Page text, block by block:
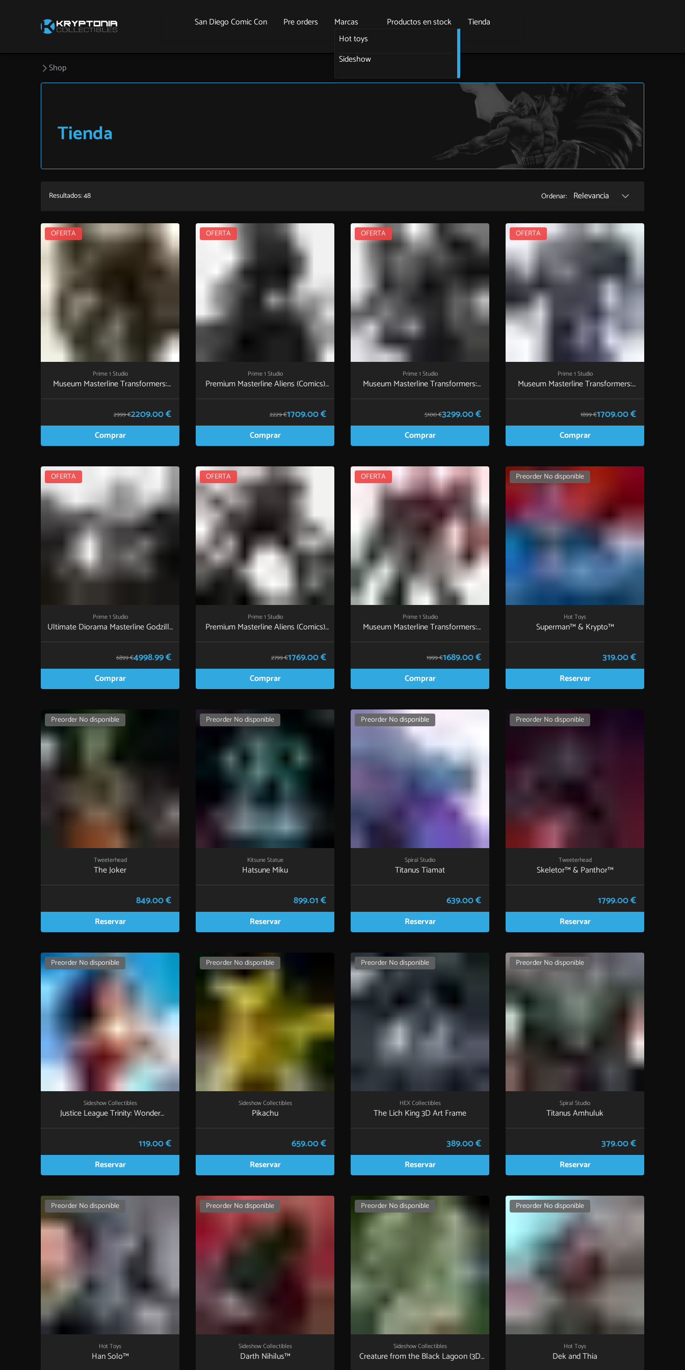
San Diego Comic Con Pre orders
Marcas
Hot toys
Sideshow
Productos en stock Tienda
Shop
Tienda
Resultados: 48 Ordenar: Relevancia
OFERTA
Prime 1 Studio
Museum Masterline Transformers:
Dark of the Moon (Film) Megatron EX
Bonus Version
2999 €2209.00 €
Comprar
OFERTA
Prime 1 Studio
Premium Masterline Aliens (Comics)
Warrior Alien
2229 €1709.00 €
Comprar
OFERTA
Prime 1 Studio
Museum Masterline Transformers:
Dark of the Moon (Film) Jetwing
Optimus Prime Bonus Version
5100 €3299.00 €
Comprar
OFERTA
Prime 1 Studio
Museum Masterline Transformers:
Age of Extinction Galvatron EX
1899 €1709.00 €
Comprar
OFERTA
Prime 1 Studio
Ultimate Diorama Masterline Godzilla
vs Kong Godzilla vs Kong Final Battle
6899 €4998.99 €
Comprar
OFERTA
Prime 1 Studio
Premium Masterline Aliens (Comics)
Rogue Alien "Battle Diorama" EX
2799 €1769.00 €
Comprar
OFERTA
Prime 1 Studio
Museum Masterline Transformers:
Bumblebee (Film) Optimus Prime
Cybertron Edition EX Version
1999 €1689.00 €
Comprar
Preorder No disponible
Hot Toys
Superman™ & Krypto™
319.00 €
Reservar
Preorder No disponible
Tweeterhead
The Joker
849.00 €
Reservar
Preorder No disponible
Kitsune Statue
Hatsune Miku
899.01 €
Reservar
Preorder No disponible
Spiral Studio
Titanus Tiamat
639.00 €
Reservar
Preorder No disponible
Tweeterhead
Skeletor™ & Panthor™
1799.00 €
Reservar
Preorder No disponible
Sideshow Collectibles
Justice League Trinity: Wonder
Woman™
119.00 €
Reservar
Preorder No disponible
Sideshow Collectibles
Pikachu
659.00 €
Reservar
Preorder No disponible
HEX Collectibles
The Lich King 3D Art Frame
389.00 €
Reservar
Preorder No disponible
Spiral Studio
Titanus Amhuluk
379.00 €
Reservar
Preorder No disponible
Hot Toys
Han Solo™
Preorder No disponible
Sideshow Collectibles
Darth Nihilus™
Preorder No disponible
Sideshow Collectibles
Creature from the Black Lagoon (3D
Preorder No disponible
Hot Toys
Dek and Thia